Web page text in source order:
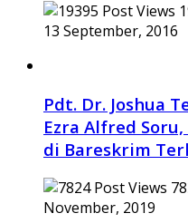
13 September, 2016
Pdt. Dr. Joshua
Ezra Alfred
di Bareskrim
November, 2019